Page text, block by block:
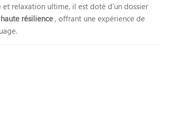
relaxation ultime, il est doté d'un dossier
résilience, offrant une expérience de